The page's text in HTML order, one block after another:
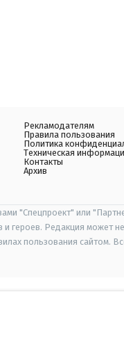
Рекламодателям
Правила пользования
Политика
Техническая
Контакты
Архив
"Спецпроект" или
героев. Редакция может
пользования сайтом.